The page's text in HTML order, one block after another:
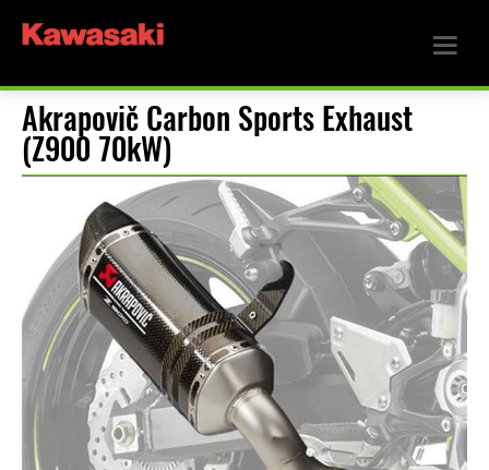
Akrapovič Carbon Sports Exhaust
(Z900 70kW)